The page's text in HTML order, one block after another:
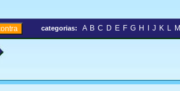
categorias: A B C D E F G H J K L M